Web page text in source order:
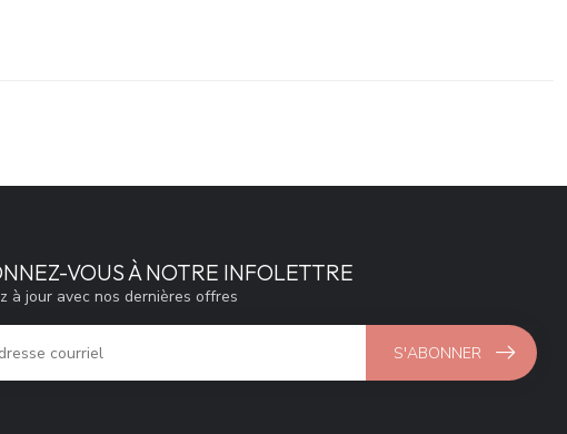
VOUS À NOTRE INFOLETTRE
à jour avec nos dernières offres
S'ABONNER